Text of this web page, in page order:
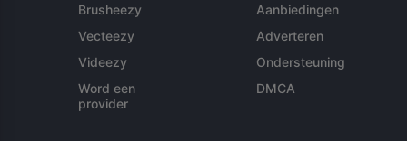
Brusheezy
Vecteezy
Videezy
Word een
provider
Aanbiedingen
Adverteren
Ondersteuning
DMCA